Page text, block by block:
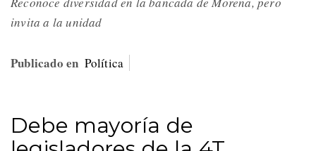
invita a la unidad
Publicado en Política
Debe mayoría de